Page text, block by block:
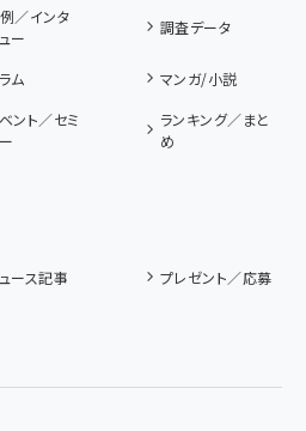
／インタ
ー
調査データ
ム
マンガ/小説
ント／セミ
ランキング／まと
め
ース記事
プレゼント／応募